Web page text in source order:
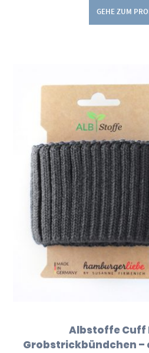
GEHE ZUM
Albstoffe Cuff
Grobstrickbündchen